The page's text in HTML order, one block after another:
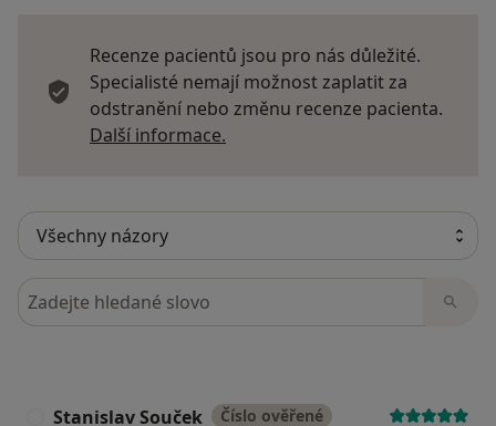
Recenze pacientů jsou pro nás důležité.
Specialisté nemají možnost zaplatit za
odstranění nebo změnu recenze pacienta.
Další informace.
Hledejte v názorech
Stanislav Souček Číslo ověřené